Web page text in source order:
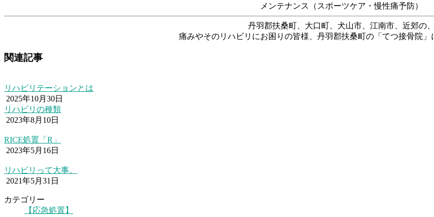
メンテナンス（スポーツケア・慢性痛予防）
丹羽郡扶桑町、大口町、犬山市、江南市、近郊の、
痛みやそのリハビリにお困りの皆様、丹羽郡扶桑町の「てつ接骨院」
関連記事
リハビリテーションとは
2025年10月30日
リハビリの種類
2023年8月10日
RICE処置「R」
2023年5月16日
リハビリって大事。
2021年5月31日
カテゴリー
【応急処置】